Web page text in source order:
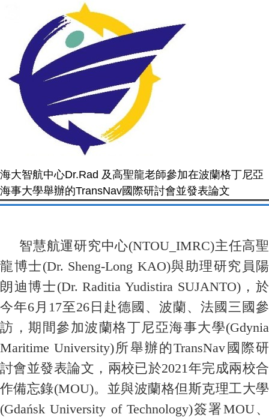
海大智航中心Dr.Rad 及高聖龍老師參加在波蘭格丁尼亞
海事大學舉辦的TransNav國際研討會並發表論文
智慧航運研究中心(NTOU_IMRC)主任高聖
龍博士(Dr. Sheng-Long KAO)與助理研究員陽
朗迪博士(Dr. Raditia Yudistira SUJANTO)，於
今年6 月 17至26日赴德國、波蘭、法國三國參
訪，期間參加波蘭格丁尼亞海事大學(Gdynia
Maritime University)所舉辦的TransNav 國際研
討會並發表論文，兩校已於2021年完成兩校合
作備忘錄(MOU)。並與波蘭格但斯克理工大學
(Gdańsk University of Technology)簽署MOU、